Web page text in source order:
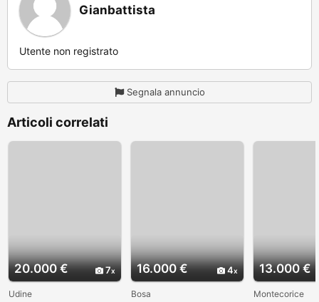
Gianbattista
Utente non registrato
Segnala annuncio
Articoli correlati
20.000 € 7
Udine
16.000 € 4
Bosa
13.000 €
Montecorice